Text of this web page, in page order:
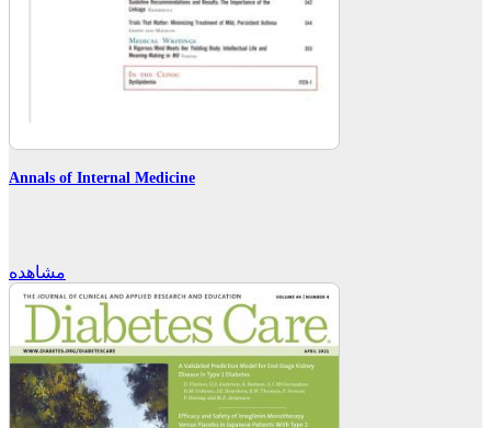
Annals of Internal Medicine
مشاهده